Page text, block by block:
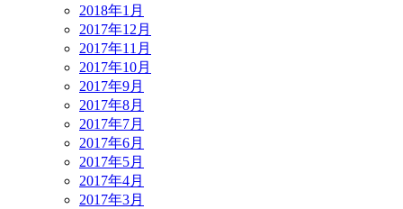
2018年1月
2017年12月
2017年11月
2017年10月
2017年9月
2017年8月
2017年7月
2017年6月
2017年5月
2017年4月
2017年3月